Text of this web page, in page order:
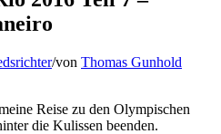
/von Thomas Gunhold
Reise zu den Olympischen
die Kulissen beenden.